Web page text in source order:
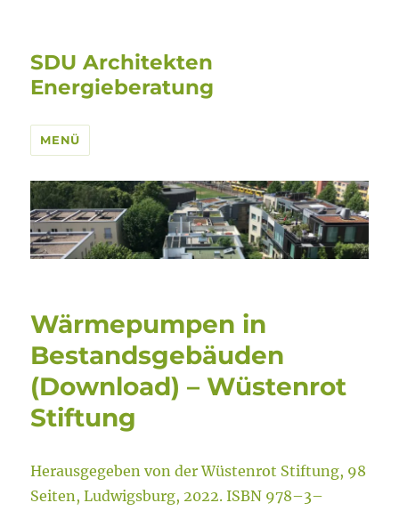
SDU Architekten
Energieberatung
MENÜ
Wärmepumpen in
Bestandsgebäuden
(Download) – Wüstenrot
Stiftung
Herausgegeben von der Wüstenrot Stiftung, 98
Seiten, Ludwigsburg, 2022. ISBN 978–3–